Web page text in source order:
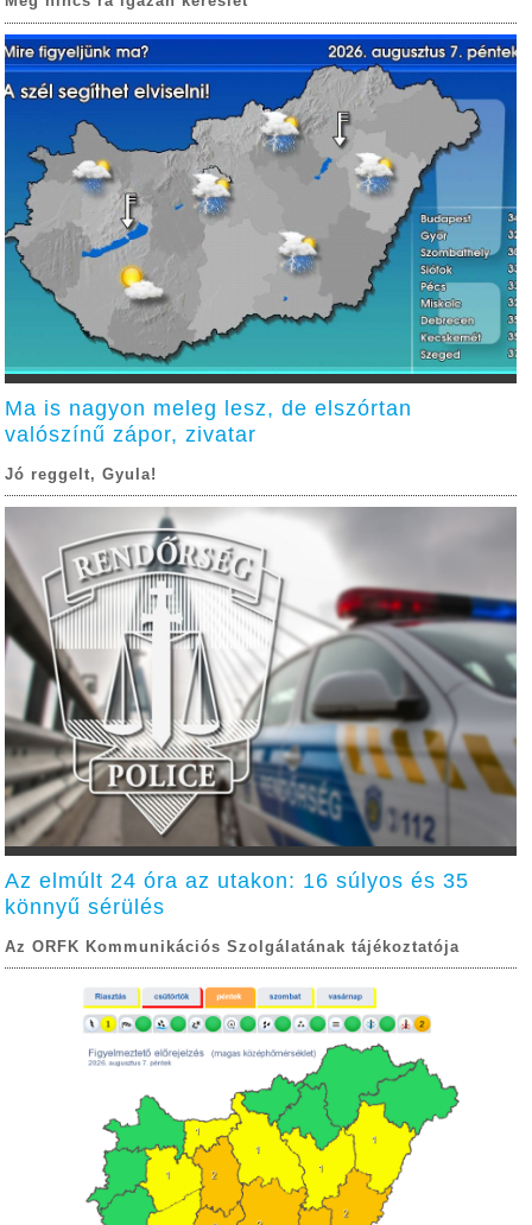
Ma is nagyon meleg lesz, de elszórtan
valószínű zápor, zivatar
Jó reggelt, Gyula!
Az elmúlt 24 óra az utakon: 16 súlyos és 35
könnyű sérülés
Az ORFK Kommunikációs Szolgálatának tájékoztatója